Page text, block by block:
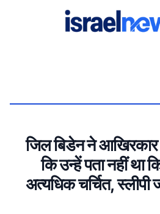
जिल बिडेन ने आखिरकार
कि उन्हें पता नहीं था
अत्यधिक चर्चित,